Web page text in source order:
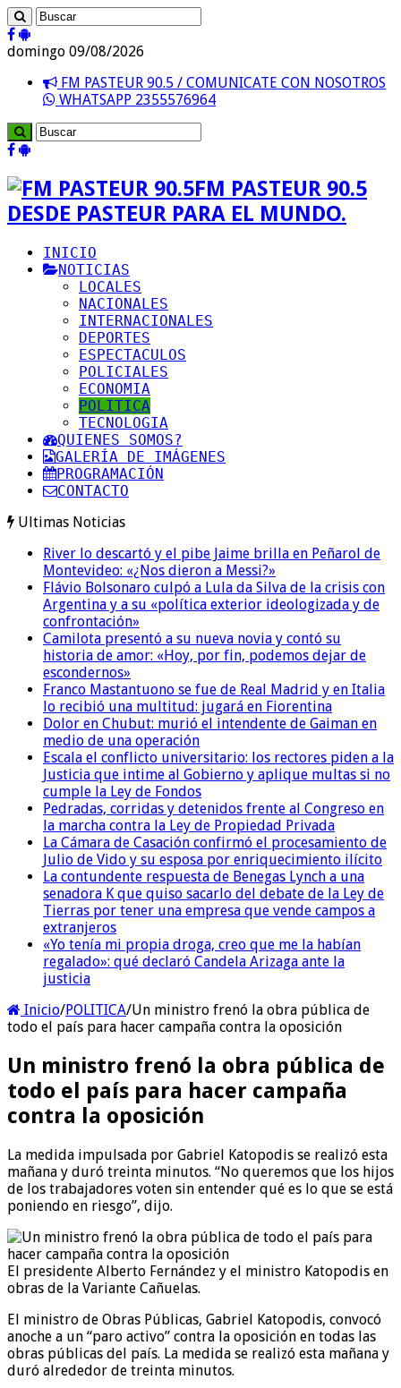
domingo 09/08/2026
FM PASTEUR 90.5 / COMUNICATE CON NOSOTROS
WHATSAPP 2355576964
FM PASTEUR 90.5
DESDE PASTEUR PARA EL MUNDO.
INICIO
NOTICIAS
LOCALES
NACIONALES
INTERNACIONALES
DEPORTES
ESPECTACULOS
POLICIALES
ECONOMIA
POLITICA
TECNOLOGIA
QUIENES SOMOS?
GALERÍA DE IMÁGENES
PROGRAMACIÓN
CONTACTO
Ultimas Noticias
River lo descartó y el pibe Jaime brilla en Peñarol de
Montevideo: «¿Nos dieron a Messi?»
Flávio Bolsonaro culpó a Lula da Silva de la crisis con
Argentina y a su «política exterior ideologizada y de
confrontación»
Camilota presentó a su nueva novia y contó su
historia de amor: «Hoy, por fin, podemos dejar de
escondernos»
Franco Mastantuono se fue de Real Madrid y en Italia
lo recibió una multitud: jugará en Fiorentina
Dolor en Chubut: murió el intendente de Gaiman en
medio de una operación
Escala el conflicto universitario: los rectores piden a la
Justicia que intime al Gobierno y aplique multas si no
cumple la Ley de Fondos
Pedradas, corridas y detenidos frente al Congreso en
la marcha contra la Ley de Propiedad Privada
La Cámara de Casación confirmó el procesamiento de
Julio de Vido y su esposa por enriquecimiento ilícito
La contundente respuesta de Benegas Lynch a una
senadora K que quiso sacarlo del debate de la Ley de
Tierras por tener una empresa que vende campos a
extranjeros
«Yo tenía mi propia droga, creo que me la habían
regalado»: qué declaró Candela Arizaga ante la
justicia
Inicio/POLITICA/Un ministro frenó la obra pública de
todo el país para hacer campaña contra la oposición
Un ministro frenó la obra pública de
todo el país para hacer campaña
contra la oposición
La medida impulsada por Gabriel Katopodis se realizó esta
mañana y duró treinta minutos. “No queremos que los hijos
de los trabajadores voten sin entender qué es lo que se está
poniendo en riesgo”, dijo.
El presidente Alberto Fernández y el ministro Katopodis en
obras de la Variante Cañuelas.
El ministro de Obras Públicas, Gabriel Katopodis, convocó
anoche a un “paro activo” contra la oposición en todas las
obras públicas del país. La medida se realizó esta mañana y
duró alrededor de treinta minutos.